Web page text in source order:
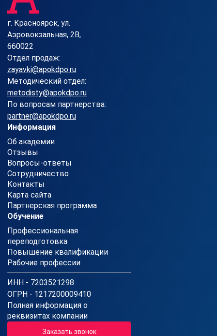
г. Красноярск, ул.
Аэровокзальная, 2В,
660022
Отдел продаж:
zayavki@apokdpo.ru
Методический отдел:
metodisty@apokdpo.ru
По вопросам партнерства:
partner@apokdpo.ru
Информация
Об академии
Отзывы
Вопросы-ответы
Сотрудничество
Контакты
Карта сайта
Партнерская программа
Обучение
Профессиональная
переподготовка
Повышение квалификации
Рабочие профессии
ИНН - 7203521298
ОГРН - 1217200009410
Полная информация о
реквизитах компании
Заказать звонок